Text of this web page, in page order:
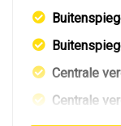
Centrale
Centrale